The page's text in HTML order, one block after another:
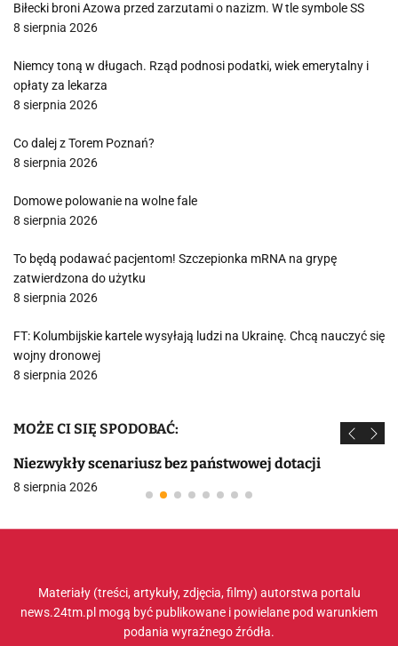
Biłecki broni Azowa przed zarzutami o nazizm. W tle symbole SS
8 sierpnia 2026
Niemcy toną w długach. Rząd podnosi podatki, wiek emerytalny i
opłaty za lekarza
8 sierpnia 2026
Co dalej z Torem Poznań?
8 sierpnia 2026
Domowe polowanie na wolne fale
8 sierpnia 2026
To będą podawać pacjentom! Szczepionka mRNA na grypę
zatwierdzona do użytku
8 sierpnia 2026
FT: Kolumbijskie kartele wysyłają ludzi na Ukrainę. Chcą nauczyć się
wojny dronowej
8 sierpnia 2026
MOŻE CI SIĘ SPODOBAĆ:
Niezwykły scenariusz bez państwowej dotacji
8 sierpnia 2026
Materiały (treści, artykuły, zdjęcia, filmy) autorstwa portalu
news.24tm.pl mogą być publikowane i powielane pod warunkiem
podania wyraźnego źródła.